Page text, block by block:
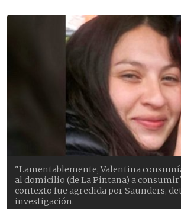
"Lamentablemente, Valentina
al domicilio (de La Pintana) a
contexto fue agredida por Saunders,
investigación.